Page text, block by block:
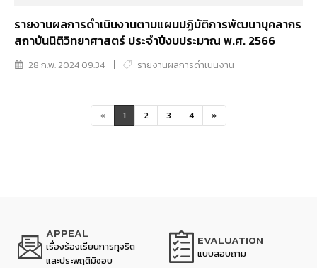
รายงานผลการดำเนินงานตามแผนปฏิบัติการพัฒนาบุคลากร
สถาบันนิติวิทยาศาสตร์ ประจำปีงบประมาณ พ.ศ. 2566
28 ก.พ. 2024 09:34 รายงานผลการดำเนินงาน
« 1 2 3 4 »
APPEAL
เรื่องร้องเรียนการทุจริต
และประพฤติมิชอบ
EVALUATION
แบบสอบถาม